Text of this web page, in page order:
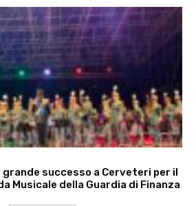
grande successo a Cerveteri per il
Musicale della Guardia di Finanza